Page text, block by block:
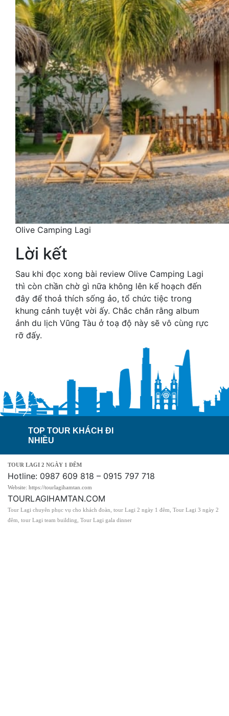
Olive Camping Lagi
Lời kết
Sau khi đọc xong bài review Olive Camping Lagi
thì còn chần chờ gì nữa không lên kế hoạch đến
đây để thoả thích sống ảo, tổ chức tiệc trong
khung cảnh tuyệt vời ấy. Chắc chắn rằng album
ảnh du lịch Vũng Tàu ở toạ độ này sẽ vô cùng rực
rỡ đấy.
TOP TOUR KHÁCH ĐI
NHIỀU
TOUR LAGI 2 NGÀY 1 ĐÊM
Hotline: 0987 609 818 – 0915 797 718
Website: https://tourlagihamtan.com
TOURLAGIHAMTAN.COM
Tour Lagi chuyên phục vụ cho khách đoàn, tour Lagi 2 ngày 1 đêm, Tour Lagi 3 ngày 2
đêm, tour Lagi team building, Tour Lagi gala dinner